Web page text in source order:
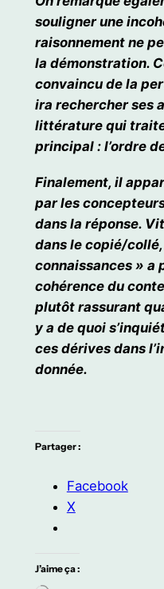
souligner une
raisonnement ne
la démonstration.
convaincu de la
ira rechercher ses
littérature qui
principal : l’ordre
Finalement, il
par les
dans la réponse.
dans le copié/collé,
connaissances » a
cohérence du
plutôt rassurant
y a de quoi
ces dérives dans
donnée.
Partager :
Facebook
X
J’aime ça :